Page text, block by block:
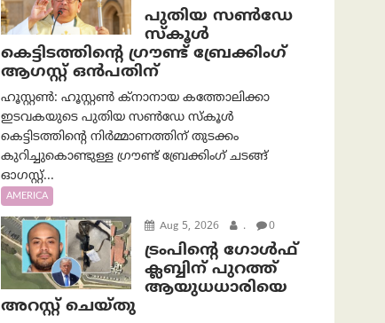
പുതിയ സൺഡേ
സ്കൂൾ
കെട്ടിടത്തിന്റെ ഗ്രൗണ്ട് ബ്രേക്കിംഗ്
ആഗസ്റ്റ് ഒൻപതിന്
ഹൂസ്റ്റൺ: ഹൂസ്റ്റൺ ക്നാനായ കത്തോലിക്കാ
ഇടവകയുടെ പുതിയ സൺഡേ സ്കൂൾ
കെട്ടിടത്തിന്റെ നിർമ്മാണത്തിന് തുടക്കം
കുറിച്ചുകൊണ്ടുള്ള ഗ്രൗണ്ട് ബ്രേക്കിംഗ് ചടങ്ങ്
ഓഗസ്റ്റ്...
AMERICA
Aug 5, 2026 . 0
ട്രംപിന്റെ ഗോൾഫ്
ക്ലബ്ബിന് പുറത്ത്
ആയുധധാരിയെ
അറസ്റ്റ് ചെയ്തു